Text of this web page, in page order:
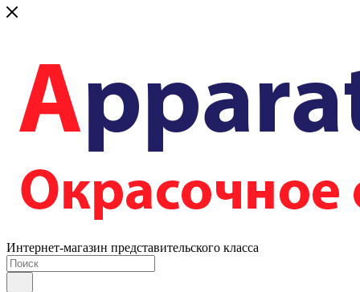
Интернет-магазин представительского класса